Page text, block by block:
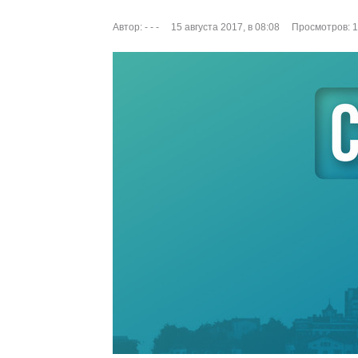
Автор: - - - 15 августа 2017, в 08:08 Просмотров: